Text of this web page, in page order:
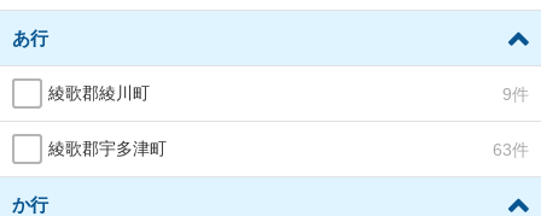
あ行
綾歌郡綾川町 9件
綾歌郡宇多津町 63件
か行